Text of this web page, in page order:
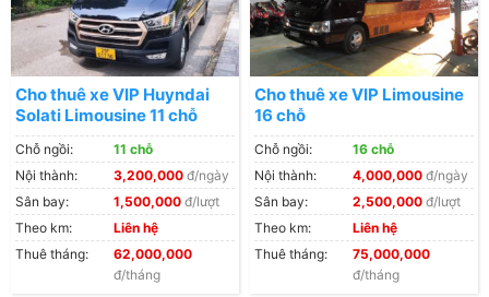
Cho thuê xe VIP Huyndai
Solati Limousine 11 chỗ
Chỗ ngồi:
11 chỗ
Nội thành:
3,200,000 đ/ngày
Sân bay:
1,500,000 đ/lượt
Theo km:
Liên hệ
Thuê tháng:
62,000,000
đ/tháng
Cho thuê xe VIP Limousine
16 chỗ
Chỗ ngồi:
16 chỗ
Nội thành:
4,000,000 đ/ngày
Sân bay:
2,500,000 đ/lượt
Theo km:
Liên hệ
Thuê tháng:
75,000,000
đ/tháng